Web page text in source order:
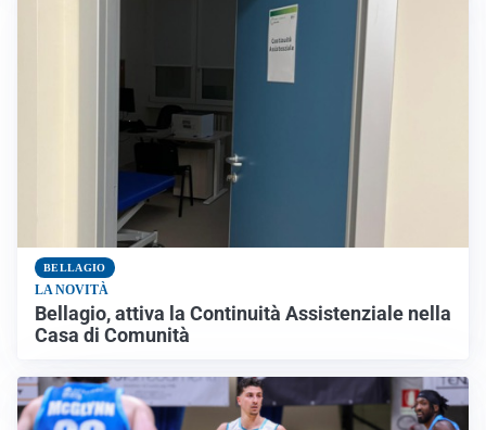
BELLAGIO
LA NOVITÀ
Bellagio, attiva la Continuità Assistenziale nella
Casa di Comunità